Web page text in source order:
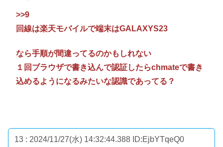
>>9
回線は楽天モバイルで端末はGALAXYS23
なら手順が間違ってるのかもしれない
１回ブラウザで書き込んで認証したらchmateで書き
込めるようになるみたいな認識であってる？
13 : 2024/11/27(水) 14:32:44.388 ID:EjbYTqeQ0